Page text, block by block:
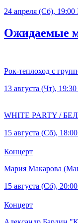
24 апреля (Сб), 19:00
Ожидаемые
Рок-теплоход с
13 августа (Чт), 19:30
WHITE PARTY /
15 августа (Сб), 18:00
Концерт
Мария Макарова
15 августа (Сб), 20:00
Концерт